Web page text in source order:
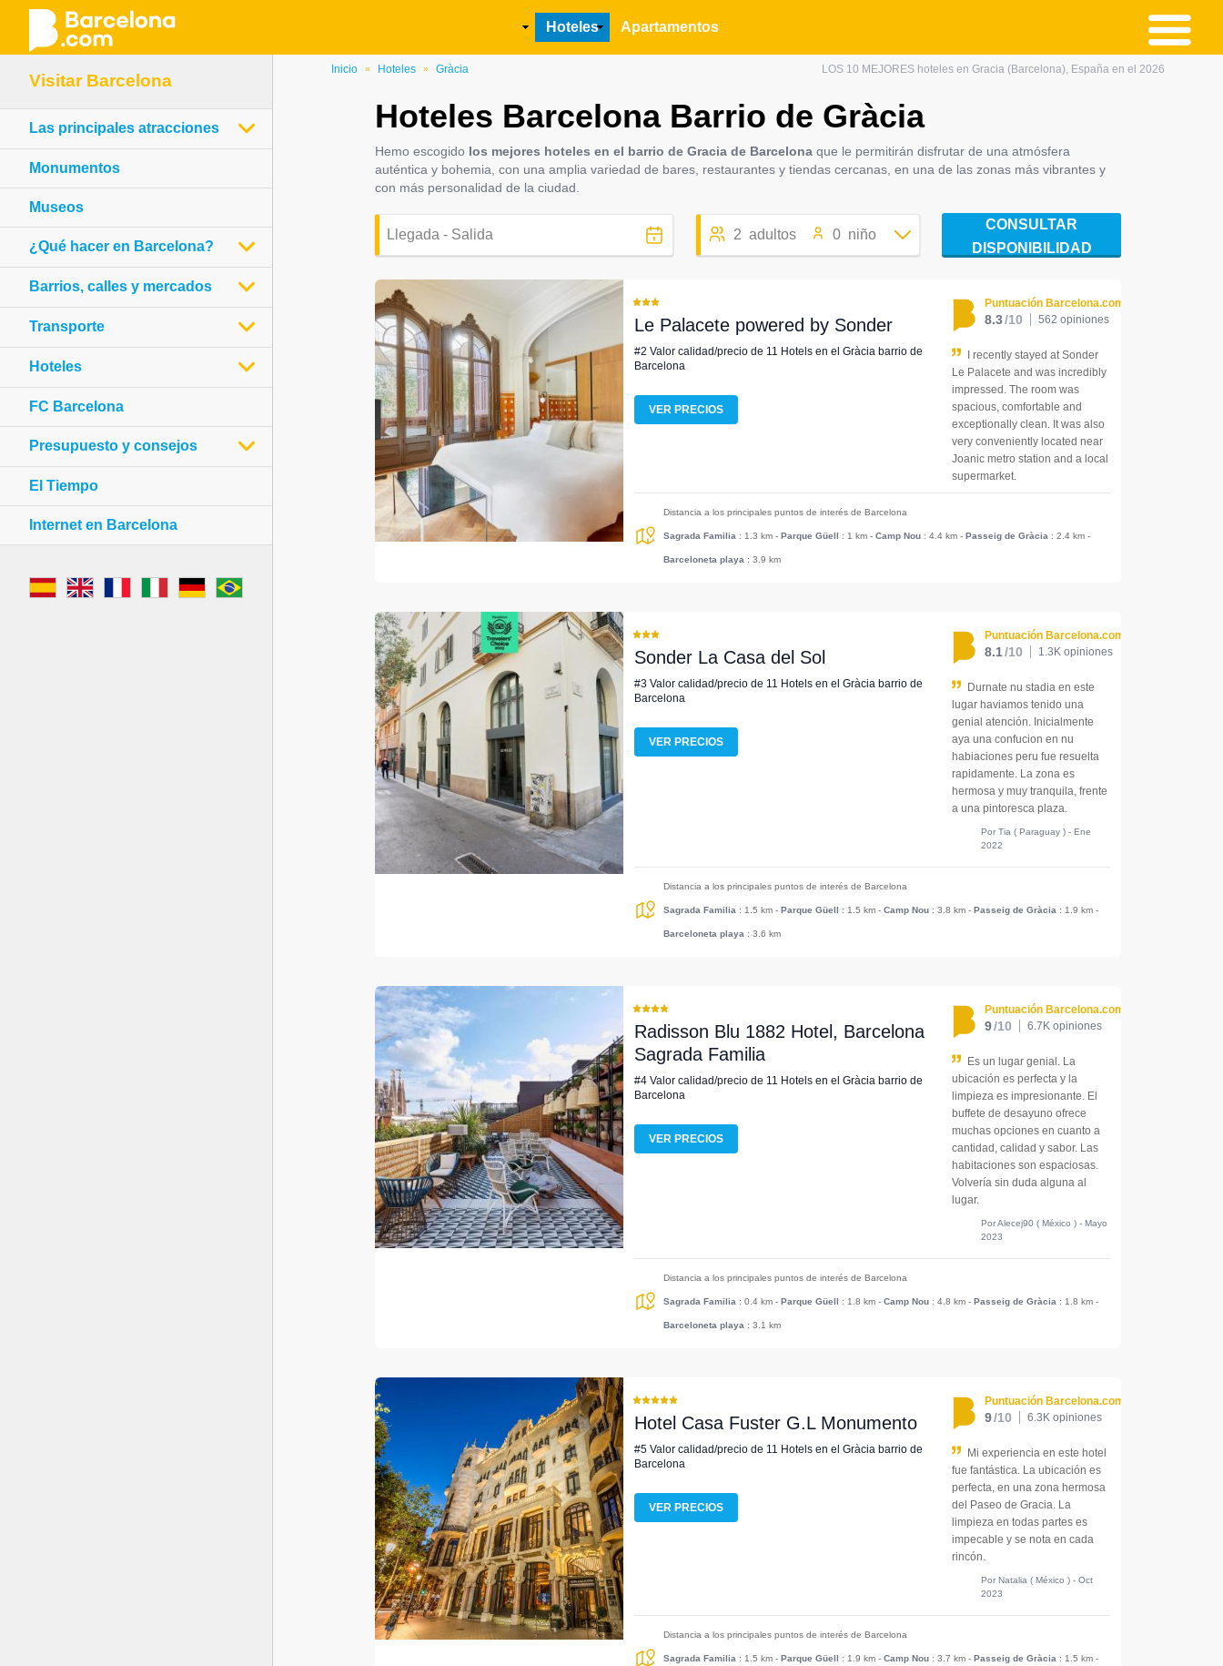
contenido
principal
Inicio » Hoteles » Gràcia LOS 10 MEJORES hoteles en Gracia (Barcelona), España en el 2026
Hoteles Barcelona Barrio de Gràcia
Hemo escogido los mejores hoteles en el barrio de Gracia de Barcelona que le permitirán disfrutar de una atmósfera
auténtica y bohemia, con una amplia variedad de bares, restaurantes y tiendas cercanas, en una de las zonas más vibrantes y
con más personalidad de la ciudad.
2 adultos 0 niño
CONSULTAR
DISPONIBILIDAD
Le Palacete powered by Sonder
#2 Valor calidad/precio de 11 Hotels en el Gràcia barrio de
Barcelona
VER PRECIOS
Puntuación Barcelona.com
8.3/10 562 opiniones
I recently stayed at Sonder
Le Palacete and was incredibly
impressed. The room was
spacious, comfortable and
exceptionally clean. It was also
very conveniently located near
Joanic metro station and a local
supermarket.
Distancia a los principales puntos de interés de Barcelona
Sagrada Familia : 1.3 km-Parque Güell : 1 km-Camp Nou : 4.4 km-Passeig de Gràcia : 2.4 km-
Barceloneta playa : 3.9 km
Sonder La Casa del Sol
#3 Valor calidad/precio de 11 Hotels en el Gràcia barrio de
Barcelona
VER PRECIOS
Puntuación Barcelona.com
8.1/10 1.3K opiniones
Durnate nu stadia en este
lugar haviamos tenido una
genial atención. Inicialmente
aya una confucion en nu
habiaciones peru fue resuelta
rapidamente. La zona es
hermosa y muy tranquila, frente
a una pintoresca plaza.
Por Tia ( Paraguay ) - Ene
2022
Distancia a los principales puntos de interés de Barcelona
Sagrada Familia : 1.5 km-Parque Güell : 1.5 km-Camp Nou : 3.8 km-Passeig de Gràcia : 1.9 km-
Barceloneta playa : 3.6 km
Radisson Blu 1882 Hotel, Barcelona
Sagrada Familia
#4 Valor calidad/precio de 11 Hotels en el Gràcia barrio de
Barcelona
VER PRECIOS
Puntuación Barcelona.com
9/10 6.7K opiniones
Es un lugar genial. La
ubicación es perfecta y la
limpieza es impresionante. El
buffete de desayuno ofrece
muchas opciones en cuanto a
cantidad, calidad y sabor. Las
habitaciones son espaciosas.
Volvería sin duda alguna al
lugar.
Por Alecej90 ( México ) - Mayo
2023
Distancia a los principales puntos de interés de Barcelona
Sagrada Familia : 0.4 km-Parque Güell : 1.8 km-Camp Nou : 4.8 km-Passeig de Gràcia : 1.8 km-
Barceloneta playa : 3.1 km
Hotel Casa Fuster G.L Monumento
#5 Valor calidad/precio de 11 Hotels en el Gràcia barrio de
Barcelona
VER PRECIOS
Puntuación Barcelona.com
9/10 6.3K opiniones
Mi experiencia en este hotel
fue fantástica. La ubicación es
perfecta, en una zona hermosa
del Paseo de Gracia. La
limpieza en todas partes es
impecable y se nota en cada
rincón.
Por Natalia ( México ) - Oct
2023
Distancia a los principales puntos de interés de Barcelona
Sagrada Familia : 1.5 km-Parque Güell : 1.9 km-Camp Nou : 3.7 km-Passeig de Gràcia : 1.5 km-
MainHoteles Apartamentos
Visitar Barcelona
Las principales atracciones
Monumentos
Museos
¿Qué hacer en Barcelona?
Barrios, calles y mercados
Transporte
Hoteles
FC Barcelona
Presupuesto y consejos
El Tiempo
Internet en Barcelona